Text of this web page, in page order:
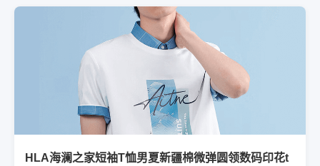
HLA海澜之家短袖T恤男夏新疆棉微弹圆领数码印花t